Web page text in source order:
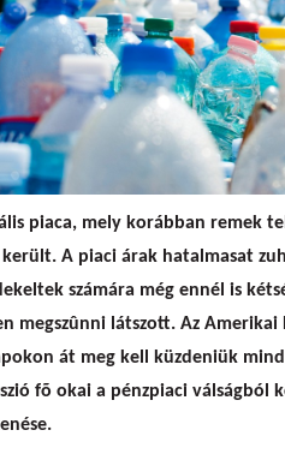
piaca, mely korábban remek
került. A piaci árak hatalmasat
számára még ennél is
megszûnni látszott. Az
át meg kell küzdeniük
fõ okai a pénzpiaci válságból